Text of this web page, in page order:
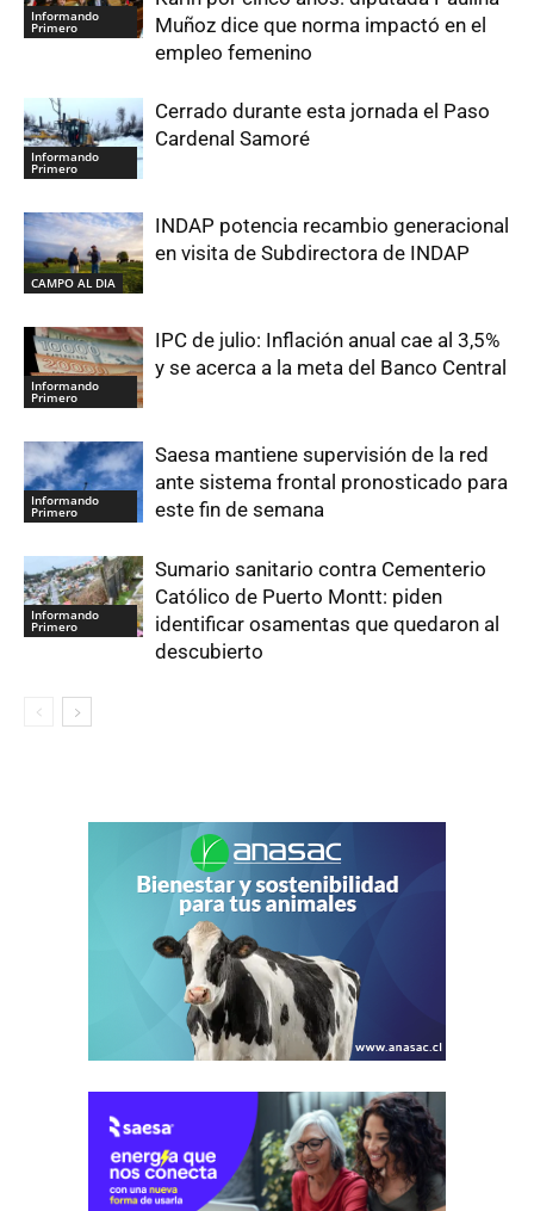
Informando
Primero
Muñoz dice que norma impactó en el
empleo femenino
Informando
Primero
Cerrado durante esta jornada el Paso
Cardenal Samoré
CAMPO AL DIA
INDAP potencia recambio generacional
en visita de Subdirectora de INDAP
Informando
Primero
IPC de julio: Inflación anual cae al 3,5%
y se acerca a la meta del Banco Central
Informando
Primero
Saesa mantiene supervisión de la red
ante sistema frontal pronosticado para
este fin de semana
Informando
Primero
Sumario sanitario contra Cementerio
Católico de Puerto Montt: piden
identificar osamentas que quedaron al
descubierto